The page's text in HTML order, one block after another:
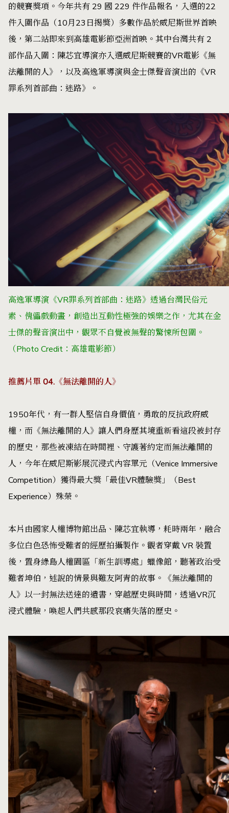
的競賽獎項。今年共有 29 國 229 件作品報名，入選的22
件入圍作品（10月23日揭獎）多數作品於威尼斯世界首映
後，第二站即來到高雄電影節亞洲首映。其中台灣共有 2
部作品入圍：陳芯宜導演亦入選威尼斯競賽的VR電影《無
法離開的人》，以及高逸軍導演與金士傑聲音演出的《VR
罪系列首部曲：迷路》。
高逸軍導演《VR罪系列首部曲：迷路》透過台灣民俗元
素、傀儡戲動畫，創造出互動性極強的娛樂之作，尤其在金
士傑的聲音演出中，觀眾不自覺被無聲的驚悚所包圍。
（Photo Credit：高雄電影節）
推薦片單 04.《無法離開的人》
1950年代，有一群人堅信自身價值，勇敢的反抗政府威
權，而《無法離開的人》讓人們身歷其境重新看這段被封存
的歷史，那些被凍結在時間裡、守護著約定而無法離開的
人，今年在威尼斯影展沉浸式內容單元（Venice Immersive
Competition）獲得最大獎「最佳VR體驗獎」（Best
Experience）殊榮。
本片由國家人權博物館出品、陳芯宜執導，耗時兩年，融合
多位白色恐怖受難者的經歷拍攝製作。觀者穿戴 VR 裝置
後，置身綠島人權園區「新生訓導處」蠟像館，聽著政治受
難者坤伯，述說的情景與難友阿青的故事。《無法離開的
人》以一封無法送達的遺書，穿越歷史與時間，透過VR沉
浸式體驗，喚起人們共感那段哀痛失落的歷史。